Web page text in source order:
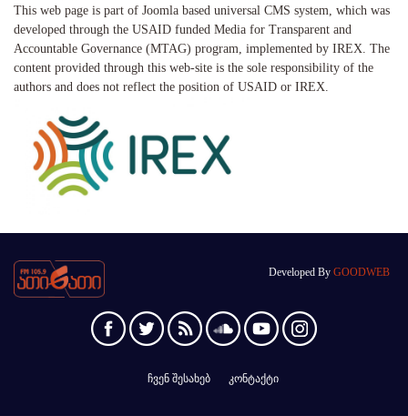
This web page is part of Joomla based universal CMS system, which was
developed through the USAID funded Media for Transparent and
Accountable Governance (MTAG) program, implemented by IREX. The
content provided through this web-site is the sole responsibility of the
authors and does not reflect the position of USAID or IREX.
Developed By GOODWEB
ჩვენ შესახებ კონტაქტი